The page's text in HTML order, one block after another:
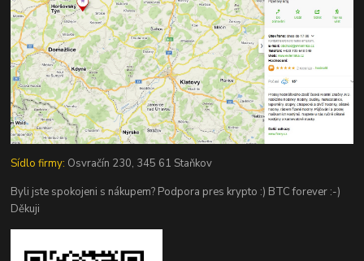
Sídlo firmy: Osvračín 230, 345 61 Staňkov
Byli jste spokojeni s nákupem? Podpora pres krypto :) BTC forever :-)
Děkuji